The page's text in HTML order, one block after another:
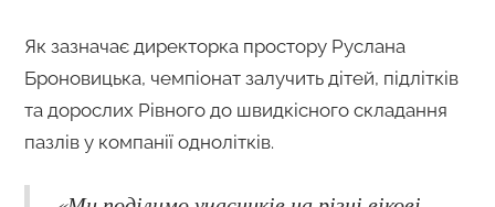
Як зазначає директорка простору Руслана
Броновицька, чемпіонат залучить дітей, підлітків
та дорослих Рівного до швидкісного складання
пазлів у компанії однолітків.